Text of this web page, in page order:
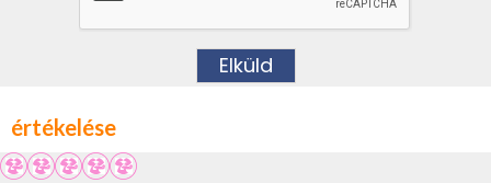
értékelése